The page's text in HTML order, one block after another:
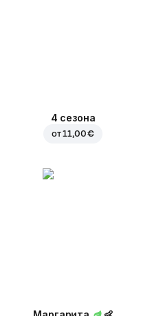
4 сезона
от11,00 €